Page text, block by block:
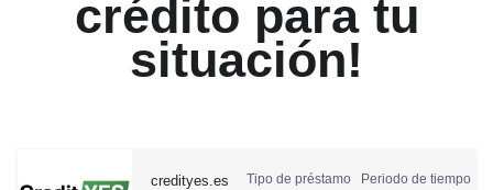
crédito para tu
situación!
credityes.es Tipo de préstamo Periodo de tiempo